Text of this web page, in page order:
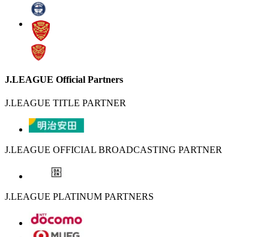
J.LEAGUE Official Partners
J.LEAGUE TITLE PARTNER
J.LEAGUE OFFICIAL BROADCASTING PARTNER
J.LEAGUE PLATINUM PARTNERS